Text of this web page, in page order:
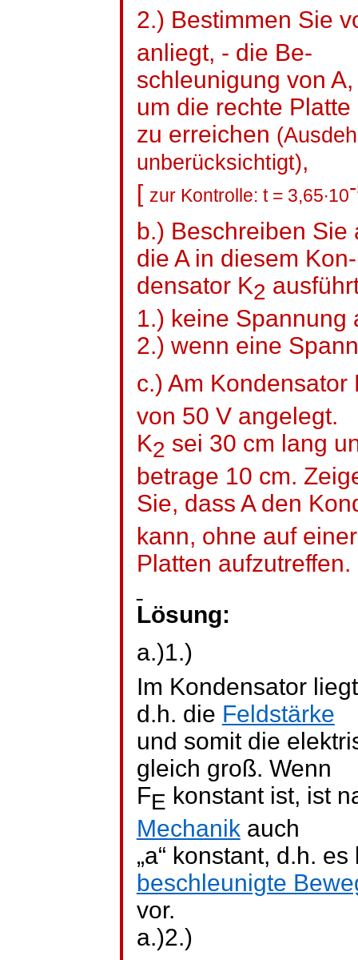
2.) Bestimmen Sie
anliegt, - die Be-
schleunigung von
um die rechte Platte
zu erreichen
unberücksichtigt),
[ zur Kontrolle: t = 3,65∙10
b.) Beschreiben
die A in diesem Kon-
densatorK2
1.) keine Spannung
2.) wenn eine
c.) Am Kondensator
von 50 V angelegt.
K2 sei 30 cm lang
betrage 10 cm.
Sie, dass A den
kann, ohne auf
Platten aufzutreffen.
Lösung:
a.)1.)
Im Kondensator
d.h. die Feldstärke
und somit die
gleich groß. Wenn
FE konstant ist, ist
Mechanikauch
„a“ konstant, d.h.
beschleunigte
vor.
a.)2.)